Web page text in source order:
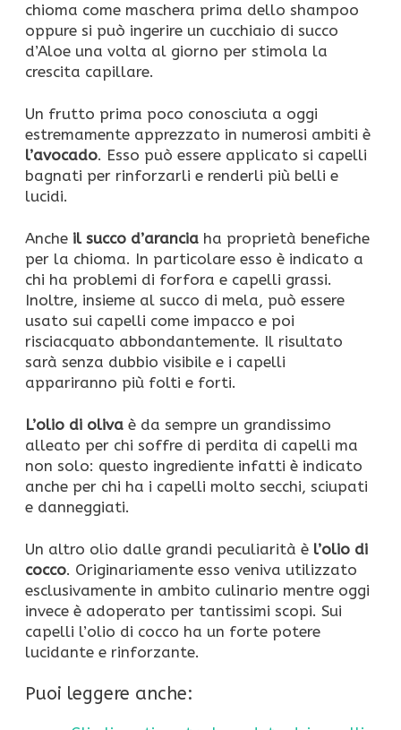
chioma come maschera prima dello shampoo
oppure si può ingerire un cucchiaio di succo
d’Aloe una volta al giorno per stimola la
crescita capillare.
Un frutto prima poco conosciuta a oggi
estremamente apprezzato in numerosi ambiti è
l’avocado. Esso può essere applicato si capelli
bagnati per rinforzarli e renderli più belli e
lucidi.
Anche il succo d’arancia ha proprietà benefiche
per la chioma. In particolare esso è indicato a
chi ha problemi di forfora e capelli grassi.
Inoltre, insieme al succo di mela, può essere
usato sui capelli come impacco e poi
risciacquato abbondantemente. Il risultato
sarà senza dubbio visibile e i capelli
appariranno più folti e forti.
L’olio di oliva è da sempre un grandissimo
alleato per chi soffre di perdita di capelli ma
non solo: questo ingrediente infatti è indicato
anche per chi ha i capelli molto secchi, sciupati
e danneggiati.
Un altro olio dalle grandi peculiarità è l’olio di
cocco. Originariamente esso veniva utilizzato
esclusivamente in ambito culinario mentre oggi
invece è adoperato per tantissimi scopi. Sui
capelli l’olio di cocco ha un forte potere
lucidante e rinforzante.
Puoi leggere anche: